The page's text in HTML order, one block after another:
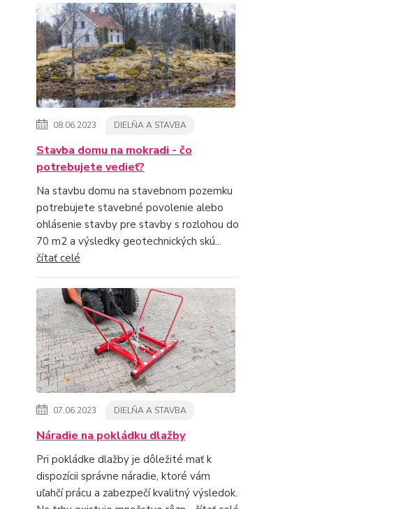
08.06.2023 DIELŇA A STAVBA
Stavba domu na mokradi - čo
potrebujete vedieť?
Na stavbu domu na stavebnom pozemku
potrebujete stavebné povolenie alebo
ohlásenie stavby pre stavby s rozlohou do
70 m2 a výsledky geotechnických skú...
čítať celé
07.06.2023 DIELŇA A STAVBA
Náradie na pokládku dlažby
Pri pokládke dlažby je dôležité mať k
dispozícii správne náradie, ktoré vám
uľahčí prácu a zabezpečí kvalitný výsledok.